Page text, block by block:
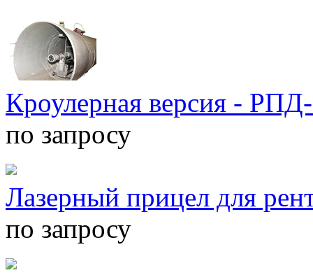
Кроулерная версия -
по запросу
Лазерный прицел для
по запросу